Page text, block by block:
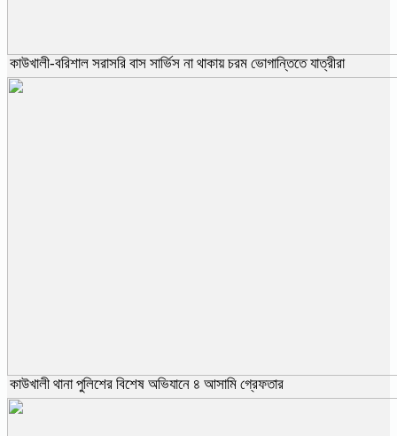
কাউখালী-বরিশাল সরাসরি বাস সার্ভিস না থাকায় চরম ভোগান্তিতে যাত্রীরা
কাউখালী থানা পুলিশের বিশেষ অভিযানে ৪ আসামি গ্রেফতার